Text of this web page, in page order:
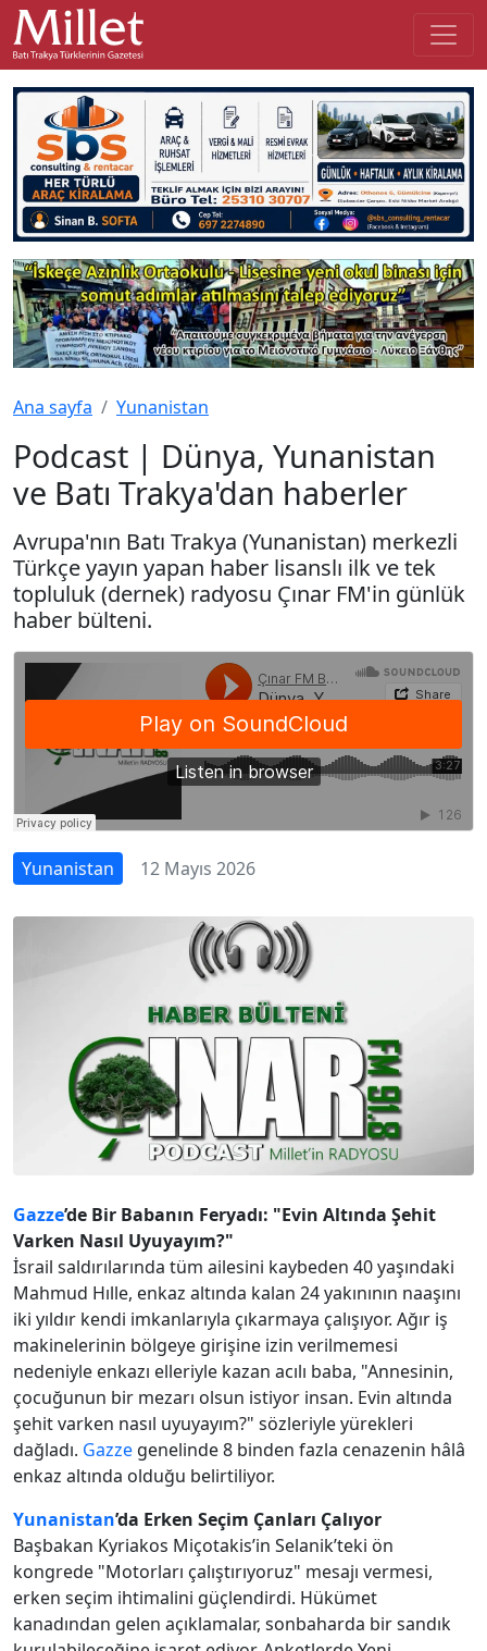
Ana sayfa Yunanistan
Podcast | Dünya, Yunanistan
ve Batı Trakya'dan haberler
Avrupa'nın Batı Trakya (Yunanistan) merkezli
Türkçe yayın yapan haber lisanslı ilk ve tek
topluluk (dernek) radyosu Çınar FM'in günlük
haber bülteni.
Yunanistan 12 Mayıs 2026
Gazze’de Bir Babanın Feryadı: "Evin Altında Şehit
Varken Nasıl Uyuyayım?"
İsrail saldırılarında tüm ailesini kaybeden 40 yaşındaki
Mahmud Hılle, enkaz altında kalan 24 yakınının naaşını
iki yıldır kendi imkanlarıyla çıkarmaya çalışıyor. Ağır iş
makinelerinin bölgeye girişine izin verilmemesi
nedeniyle enkazı elleriyle kazan acılı baba, "Annesinin,
çocuğunun bir mezarı olsun istiyor insan. Evin altında
şehit varken nasıl uyuyayım?" sözleriyle yürekleri
dağladı. Gazze genelinde 8 binden fazla cenazenin hâlâ
enkaz altında olduğu belirtiliyor.
Yunanistan’da Erken Seçim Çanları Çalıyor
Başbakan Kyriakos Miçotakis’in Selanik’teki ön
kongrede "Motorları çalıştırıyoruz" mesajı vermesi,
erken seçim ihtimalini güçlendirdi. Hükümet
kanadından gelen açıklamalar, sonbaharda bir sandık